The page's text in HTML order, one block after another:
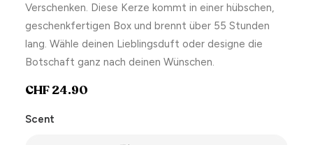
Verschenken. Diese Kerze kommt in einer hübschen,
geschenkfertigen Box und brennt über 55 Stunden
lang. Wähle deinen Lieblingsduft oder designe die
Botschaft ganz nach deinen Wünschen.
CHF24.90
Scent